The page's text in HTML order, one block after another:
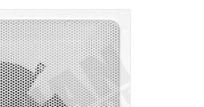
[천장형, 벽체형]
DH-Floor Diffusers
[바닥형]